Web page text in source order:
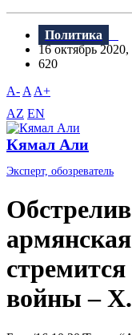
Политика
16 октябрь
620
A- A A+
AZ EN
Кямал Али
Эксперт, обозреватель
войны –